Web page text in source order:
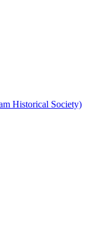
Historical Society)